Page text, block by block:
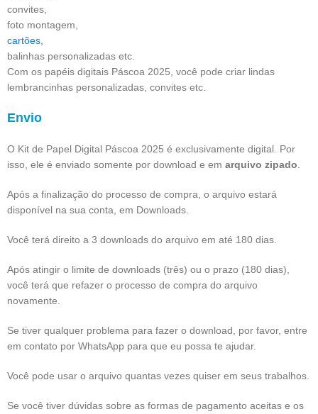
convites,
foto montagem,
cartões,
balinhas personalizadas etc.
Com os papéis digitais Páscoa 2025, você pode criar lindas
lembrancinhas personalizadas, convites etc.
Envio
O Kit de Papel Digital Páscoa 2025 é exclusivamente digital. Por
isso, ele é enviado somente por download e em arquivo zipado
Após a finalização do processo de compra, o arquivo estará
disponível na sua conta, em Downloads.
Você terá direito a 3 downloads do arquivo em até 180 dias.
Após atingir o limite de downloads (três) ou o prazo (180 dias),
você terá que refazer o processo de compra do arquivo
novamente.
Se tiver qualquer problema para fazer o download, por favor, entre
em contato por WhatsApp para que eu possa te ajudar.
Você pode usar o arquivo quantas vezes quiser em seus trabalhos.
Se você tiver dúvidas sobre as formas de pagamento aceitas e os